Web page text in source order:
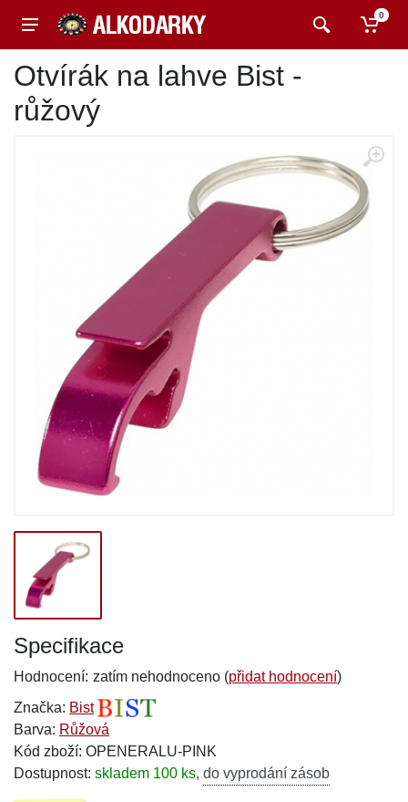
0
Otvírák na lahve Bist -
růžový
Specifikace
Hodnocení: zatím nehodnoceno (přidat hodnocení)
Značka: Bist
Barva: Růžová
Kód zboží: OPENERALU-PINK
Dostupnost: skladem 100 ks, do vyprodání zásob